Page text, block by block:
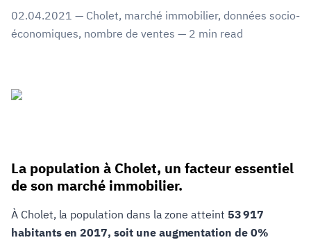
02.04.2021 — Cholet, marché immobilier, données socio-
économiques, nombre de ventes — 2 min read
La population à Cholet, un facteur essentiel
de son marché immobilier.
À Cholet, la population dans la zone atteint 53 917
habitants en 2017, soit une augmentation de 0%